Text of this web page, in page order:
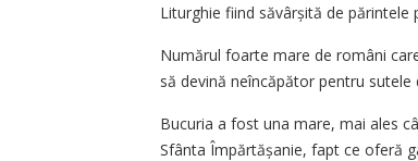
Liturghie fiind săvârșită de părintele
Numărul foarte mare de români
să devină neîncăpător pentru
Bucuria a fost una mare, mai ales
Sfânta Împărtășanie, fapt ce oferă